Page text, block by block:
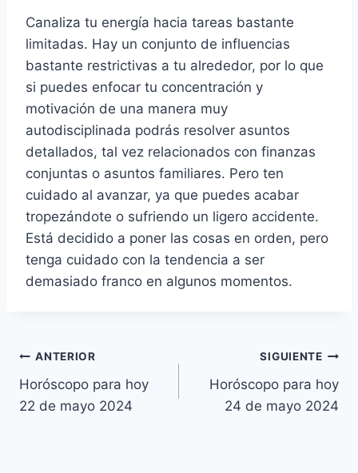
Canaliza tu energía hacia tareas bastante
limitadas. Hay un conjunto de influencias
bastante restrictivas a tu alrededor, por lo que
si puedes enfocar tu concentración y
motivación de una manera muy
autodisciplinada podrás resolver asuntos
detallados, tal vez relacionados con finanzas
conjuntas o asuntos familiares. Pero ten
cuidado al avanzar, ya que puedes acabar
tropezándote o sufriendo un ligero accidente.
Está decidido a poner las cosas en orden, pero
tenga cuidado con la tendencia a ser
demasiado franco en algunos momentos.
Navegación
de
ANTERIOR
Horóscopo para hoy
22 de mayo 2024
SIGUIENTE
Horóscopo para hoy
24 de mayo 2024